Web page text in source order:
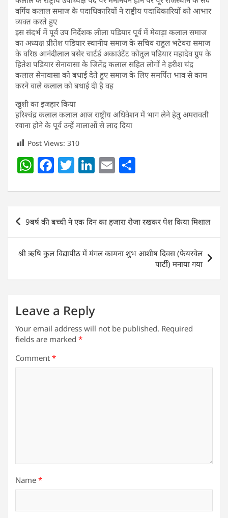
वर्गिय कलाल समाज के पदाधिकारियों ने राष्ट्रीय पदाधिकारियों को आभार
व्यक्त करते हुए
इस संदर्भ में पूर्व उप निर्देशक लीला पडियार पूर्व में मेवाड़ा कलाल समाज
का अध्यक्ष प्रीतेश पडियार स्थानीय समाज के सचिव राहुल भटेवरा समाज
के वरिष्ठ आनंदीलाल बसेर चार्टर्ड अकाउंटेंट कोतुल पडियार महादेव ग्रुप के
हितेश पडियार सेनावासा के जितेंद्र कलाल सहित लोगों ने हरीश चंद्र
कलाल सेनावासा को बधाई देते हुए समाज के लिए समर्पित भाव से काम
करने वाले कलाल को बधाई दी है वह
खुशी का इजहार किया
हरिश्चंद्र कलाल कलाल आज राष्ट्रीय अधिवेशन में भाग लेने हेतु अमरावती
रवाना होने के पूर्व उन्हें मालाओं से लाद दिया
Post Views: 310
W
at
s
A
p
p
F
c
e
b
o
o
k
T
itt
er
Li
k
e
dI
n
E
ai
l
ar
e
Post
navigation
9बर्ष की बच्ची ने एक दिन का हजारा रोजा रखकर पेश किया मिशाल
श्री ऋषि कुल विद्यापीठ में मंगल कामना शुभ आशीष दिवस (फेयरवेल
पार्टी) मनाया गया
Leave a Reply
Your email address will not be published. Required
fields are marked *
Comment *
Name *